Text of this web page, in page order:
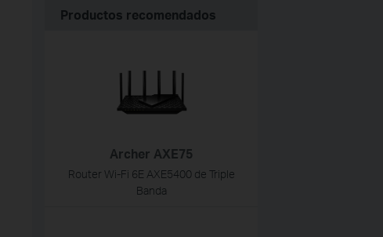
Productos recomendados
Archer AXE75
Router Wi-Fi 6E AXE5400 de Triple
Banda